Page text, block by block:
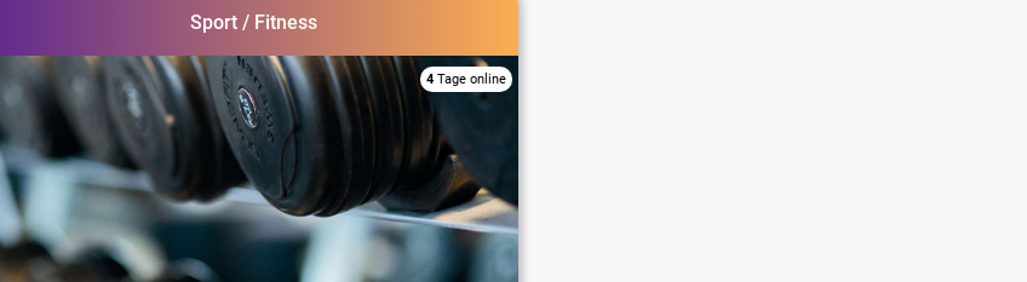
Sport / Fitness
4Tage online